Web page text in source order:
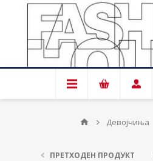
Девојчиња
ПРЕТХОДЕН ПРОДУКТ